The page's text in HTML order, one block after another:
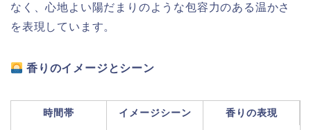
なく、心地よい陽だまりのような包容力のある温かさ
を表現しています。
香りのイメージとシーン
時間帯 イメージシーン 香りの表現